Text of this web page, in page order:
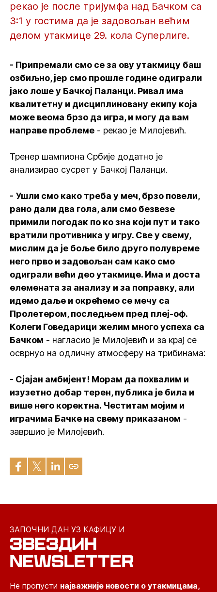
рекао је после тријумфа над Бачком са
3:1 у гостима да је задовољан већим
делом утакмице 29. кола Суперлиге.
- Припремали смо се за ову утакмицу баш
озбиљно, јер смо прошле године одиграли
јако лоше у Бачкој Паланци. Ривал има
квалитетну и дисциплиновану екипу која
може веома брзо да игра, и могу да вам
направе проблеме - рекао је Милојевић.
Тренер шампиона Србије додатно је
анализирао сусрет у Бачкој Паланци.
- Ушли смо како треба у меч, брзо повели,
рано дали два гола, али смо безвезе
примили погодак по ко зна који пут и тако
вратили противника у игру. Све у свему,
мислим да је боље било друго полувреме
него прво и задовољан сам како смо
одиграли већи део утакмице. Има и доста
елемената за анализу и за поправку, али
идемо даље и окрећемо се мечу са
Пролетером, последњем пред плеј-оф.
Колеги Говедарици желим много успеха са
Бачком - нагласио је Милојевић и за крај се
осврнуо на одличну атмосферу на трибинама:
- Сјајан амбијент! Морам да похвалим и
изузетно добар терен, публика је била и
више него коректна. Честитам мојим и
играчима Бачке на свему приказаном -
завршио је Милојевић.
ЗАПОЧНИ ДАН УЗ КАФИЦУ И
ЗВЕЗДИН
NEWSLETTER
Не пропусти најважније новости о утакмицама,